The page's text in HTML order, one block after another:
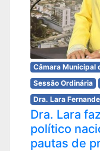
Câmara Municipal
Sessão Ordinária
Dra. Lara
Dra. Lara
político
pautas de